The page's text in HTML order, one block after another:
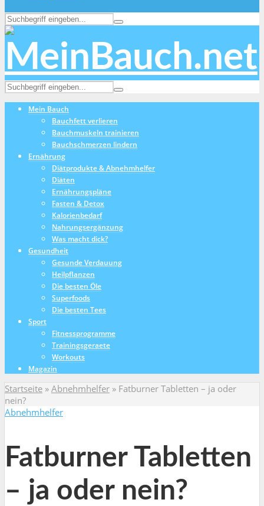
Mein Bauch
Bauchfett verlieren
Bauchmuskeln trainieren
Bauchschmerzen lindern
Ernährung
Diätprodukte & Abnehmhelfer
Diäten
Ernährungspläne
Fasten & Detox
Kalorienbedarf
Nahrungsergänzung
Was macht dick?
Gesundheit
Gesunde Verdauung
Heilpflanzen
Die besten Öle
Superfoods
Die besten Tees
Sport
Fitnessprogramme
Trainingsgeraete
Workouts
Magazin
Startseite » Abnehmhelfer » Fatburner Tabletten – ja oder
nein?
Abnehmhelfer
Fatburner Tabletten
– ja oder nein?